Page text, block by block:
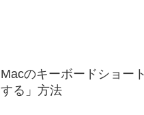
Macのキーボードショー
する」方法